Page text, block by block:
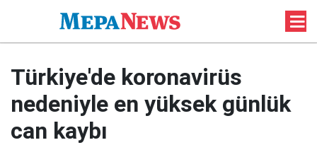
Türkiye'de koronavirüs
nedeniyle en yüksek günlük
can kaybı